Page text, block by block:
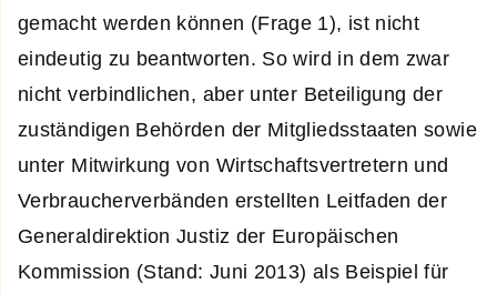
gemacht werden können (Frage 1), ist nicht
eindeutig zu beantworten. So wird in dem zwar
nicht verbindlichen, aber unter Beteiligung der
zuständigen Behörden der Mitgliedsstaaten sowie
unter Mitwirkung von Wirtschaftsvertretern und
Verbraucherverbänden erstellten Leitfaden der
Generaldirektion Justiz der Europäischen
Kommission (Stand: Juni 2013) als Beispiel für